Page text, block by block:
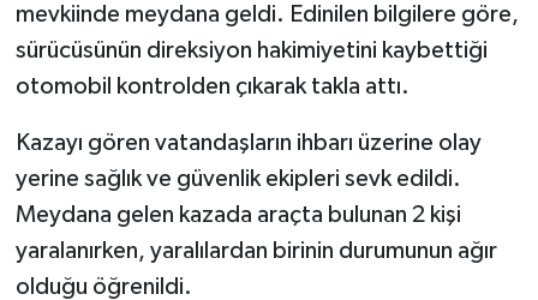
mevkiinde meydana geldi. Edinilen bilgilere göre,
sürücüsünün direksiyon hakimiyetini kaybettiği
otomobil kontrolden çıkarak takla attı.
Kazayı gören vatandaşların ihbarı üzerine olay
yerine sağlık ve güvenlik ekipleri sevk edildi.
Meydana gelen kazada araçta bulunan 2 kişi
yaralanırken, yaralılardan birinin durumunun ağır
olduğu öğrenildi.